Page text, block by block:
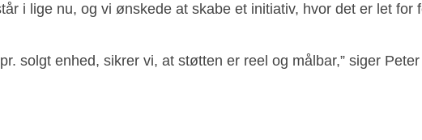
i lige nu, og vi ønskede at skabe et initiativ, hvor det er let for
solgt enhed, sikrer vi, at støtten er reel og målbar,” siger